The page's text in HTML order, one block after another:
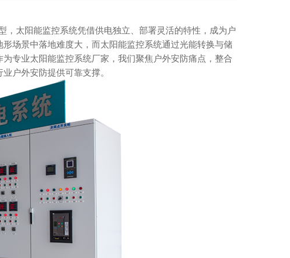
，太阳能监控系统凭借供电独立、部署灵活的特性，成为户
场景中落地难度大，而太阳能监控系统通过光能转换与储
专业太阳能监控系统厂家，我们聚焦户外安防痛点，整合
户外安防提供可靠支撑。